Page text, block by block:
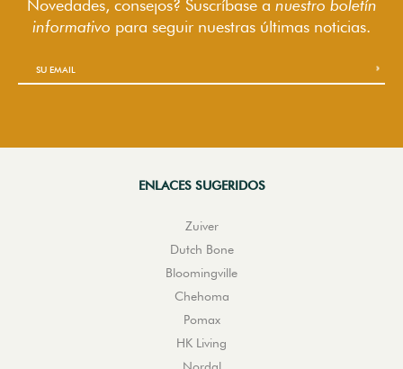
Novedades, consejos? Suscríbase a nuestro boletín
informativo para seguir nuestras últimas noticias.
ENLACES SUGERIDOS
Zuiver
Dutch Bone
Bloomingville
Chehoma
Pomax
HK Living